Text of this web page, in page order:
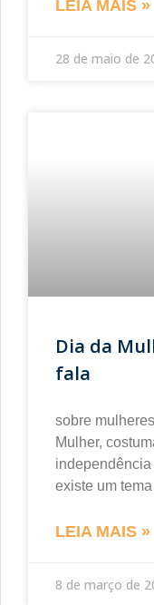
LEIA MAIS »
28 de maio de
Dia da
fala
sobre
Mulher,
existe um
LEIA MAIS »
8 de março de